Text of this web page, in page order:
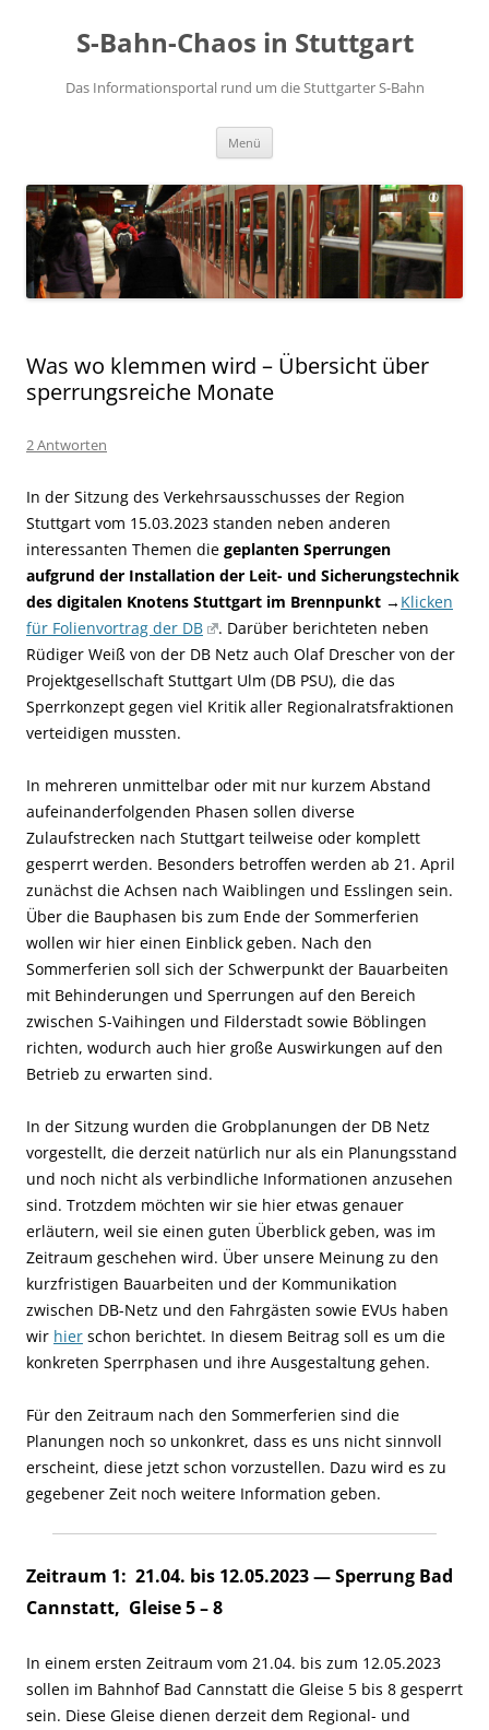
S-Bahn-Chaos in Stuttgart
Das Informationsportal rund um die Stuttgarter S-Bahn
Menü
Was wo klemmen wird – Übersicht über
sperrungsreiche Monate
2 Antworten
In der Sitzung des Verkehrsausschusses der Region
Stuttgart vom 15.03.2023 standen neben anderen
interessanten Themen die geplanten Sperrungen
aufgrund der Installation der Leit- und Sicherungstechnik
des digitalen Knotens Stuttgart im Brennpunkt → Klicken
für Folienvortrag der DB
. Darüber berichteten neben
Rüdiger Weiß von der DB Netz auch Olaf Drescher von der
Projektgesellschaft Stuttgart Ulm (DB PSU), die das
Sperrkonzept gegen viel Kritik aller Regionalratsfraktionen
verteidigen mussten.
In mehreren unmittelbar oder mit nur kurzem Abstand
aufeinanderfolgenden Phasen sollen diverse
Zulaufstrecken nach Stuttgart teilweise oder komplett
gesperrt werden. Besonders betroffen werden ab 21. April
zunächst die Achsen nach Waiblingen und Esslingen sein.
Über die Bauphasen bis zum Ende der Sommerferien
wollen wir hier einen Einblick geben. Nach den
Sommerferien soll sich der Schwerpunkt der Bauarbeiten
mit Behinderungen und Sperrungen auf den Bereich
zwischen S-Vaihingen und Filderstadt sowie Böblingen
richten, wodurch auch hier große Auswirkungen auf den
Betrieb zu erwarten sind.
In der Sitzung wurden die Grobplanungen der DB Netz
vorgestellt, die derzeit natürlich nur als ein Planungsstand
und noch nicht als verbindliche Informationen anzusehen
sind. Trotzdem möchten wir sie hier etwas genauer
erläutern, weil sie einen guten Überblick geben, was im
Zeitraum geschehen wird. Über unsere Meinung zu den
kurzfristigen Bauarbeiten und der Kommunikation
zwischen DB-Netz und den Fahrgästen sowie EVUs haben
wir hier schon berichtet. In diesem Beitrag soll es um die
konkreten Sperrphasen und ihre Ausgestaltung gehen.
Für den Zeitraum nach den Sommerferien sind die
Planungen noch so unkonkret, dass es uns nicht sinnvoll
erscheint, diese jetzt schon vorzustellen. Dazu wird es zu
gegebener Zeit noch weitere Information geben.
Zeitraum 1: 21.04. bis 12.05.2023 — Sperrung Bad
Cannstatt, Gleise 5 – 8
In einem ersten Zeitraum vom 21.04. bis zum 12.05.2023
sollen im Bahnhof Bad Cannstatt die Gleise 5 bis 8 gesperrt
sein. Diese Gleise dienen derzeit dem Regional- und